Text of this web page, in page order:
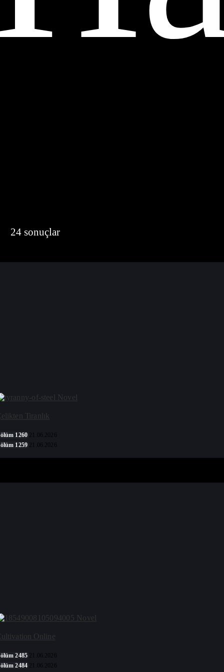
24 sonuçlar
Novel
Tiranlık
1260 21.06.2026
1259 21.06.2026
Novel
Online
2485 21.06.2026
2484 21.06.2026